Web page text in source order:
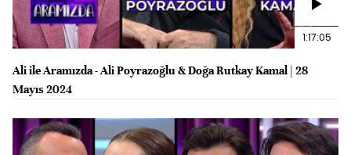
1:17:05
Ali ile Aramızda - Ali Poyrazoğlu & Doğa Rutkay Kamal | 28
Mayıs 2024